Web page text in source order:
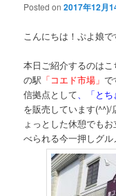
Posted on2017年12月
こんにちは！ぷよ娘
本日ご紹介するのは
の駅 「コエド市場」で
信拠点として 、「と
を販売しています
ょっとした休憩でも
べられる今一押しグ